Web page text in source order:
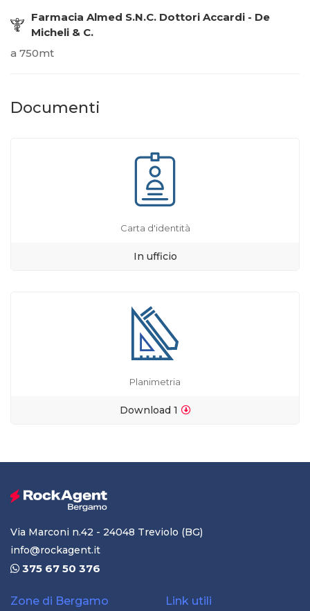
Farmacia Almed S.N.C. Dottori Accardi - De
Micheli & C.
a 750mt
Documenti
Carta d'identità
In ufficio
Planimetria
Download 1
Via Marconi n.42 - 24048 Treviolo (BG)
info@rockagent.it
375 67 50 376
Zone di Bergamo Link utili